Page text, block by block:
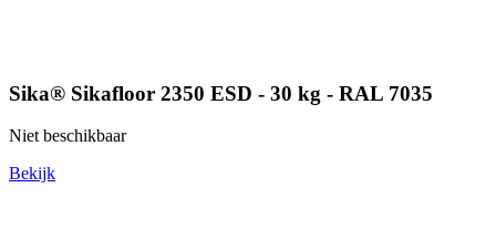
Sika® Sikafloor 2350 ESD - 30 kg - RAL 7035
Niet beschikbaar
Bekijk